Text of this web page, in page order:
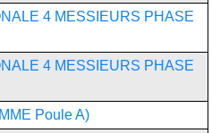
4 MESSIEURS PHASE
4 MESSIEURS PHASE
Poule A)